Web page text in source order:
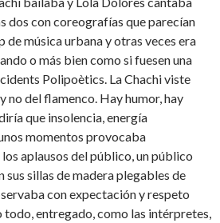
dos con coreografías que parecían
de música urbana y otras veces era
o más bien como si fuesen una
Polipoètics. La Chachi viste
no del flamenco. Hay humor, hay
que insolencia, energía
momentos provocaba
aplausos del público, un público
sus sillas de madera plegables de
con expectación y respeto
entregado, como las intérpretes,